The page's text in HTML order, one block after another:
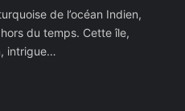
de l’océan Indien,
du temps. Cette île,
intrigue…